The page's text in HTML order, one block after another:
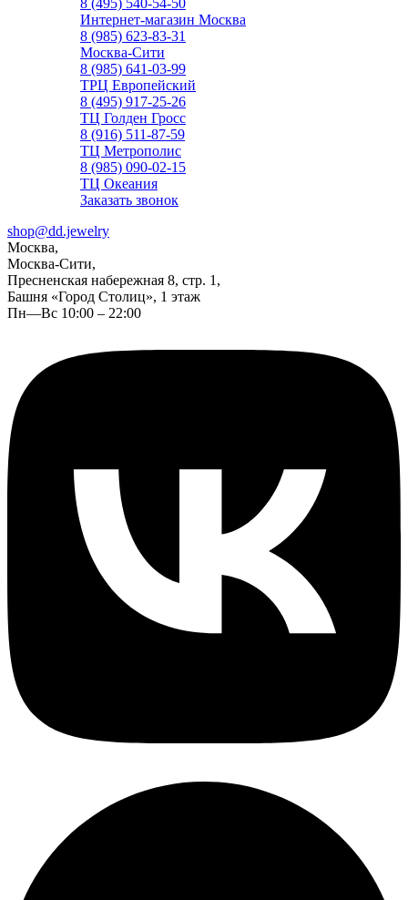
8 (495) 540-54-50
Интернет-магазин Москва
8 (985) 623-83-31
Москва-Сити
8 (985) 641-03-99
ТРЦ Европейский
8 (495) 917-25-26
ТЦ Голден Гросс
8 (916) 511-87-59
ТЦ Метрополис
8 (985) 090-02-15
ТЦ Океания
Заказать звонок
shop@dd.jewelry
Москва,
Москва-Сити,
Пресненская набережная 8, стр. 1,
Башня «Город Столиц», 1 этаж
Пн—Вс 10:00 – 22:00